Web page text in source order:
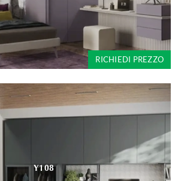
RICHIEDI PREZZO
Y108